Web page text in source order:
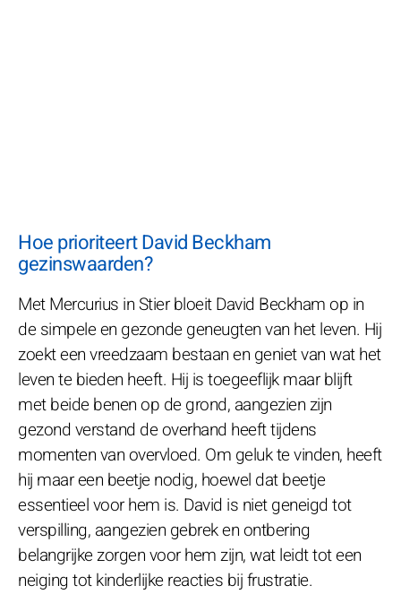
Hoe prioriteert David Beckham
gezinswaarden?
Met Mercurius in Stier bloeit David Beckham op in
de simpele en gezonde geneugten van het leven. Hij
zoekt een vreedzaam bestaan en geniet van wat het
leven te bieden heeft. Hij is toegeeflijk maar blijft
met beide benen op de grond, aangezien zijn
gezond verstand de overhand heeft tijdens
momenten van overvloed. Om geluk te vinden, heeft
hij maar een beetje nodig, hoewel dat beetje
essentieel voor hem is. David is niet geneigd tot
verspilling, aangezien gebrek en ontbering
belangrijke zorgen voor hem zijn, wat leidt tot een
neiging tot kinderlijke reacties bij frustratie.